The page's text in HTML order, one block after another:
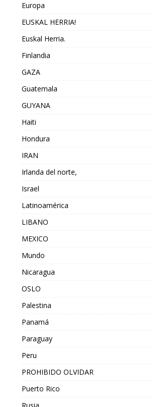
Europa
EUSKAL HERRIA!
Euskal Herria.
Finlandia
GAZA
Guatemala
GUYANA
Haiti
Hondura
IRAN
Irlanda del norte,
Israel
Latinoamérica
LIBANO
MEXICO
Mundo
Nicaragua
OSLO
Palestina
Panamá
Paraguay
Peru
PROHIBIDO OLVIDAR
Puerto Rico